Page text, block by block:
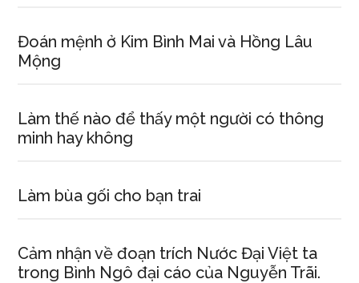
Đoán mệnh ở Kim Bình Mai và Hồng Lâu
Mộng
Làm thế nào để thấy một người có thông
minh hay không
Làm bùa gối cho bạn trai
Cảm nhận về đoạn trích Nước Đại Việt ta
trong Bình Ngô đại cáo của Nguyễn Trãi.